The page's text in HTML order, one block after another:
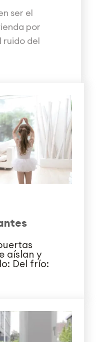
ser el
por
ruido del
aíslan y
Del frío: